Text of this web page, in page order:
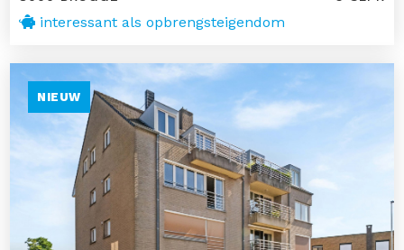
interessant als opbrengsteigendom
NIEUW